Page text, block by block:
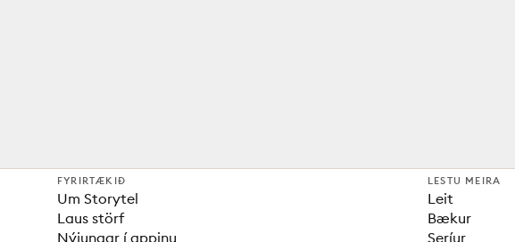
FYRIRTÆKIÐ
Um Storytel
Laus störf
Nýjungar í appinu
LESTU MEIRA
Leit
Bækur
Seríur